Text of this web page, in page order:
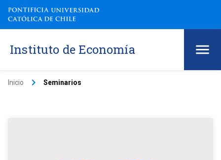
Instituto de Economía
Inicio keyboard_arrow_right Seminarios